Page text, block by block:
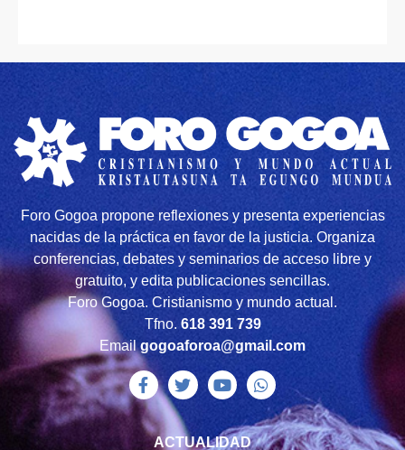
Foro Gogoa propone reflexiones y presenta experiencias
nacidas de la práctica en favor de la justicia. Organiza
conferencias, debates y seminarios de acceso libre y
gratuito, y edita publicaciones sencillas.
Foro Gogoa. Cristianismo y mundo actual.
Tfno. 618 391 739
Emailgogoaforoa@gmail.com
ACTUALIDAD